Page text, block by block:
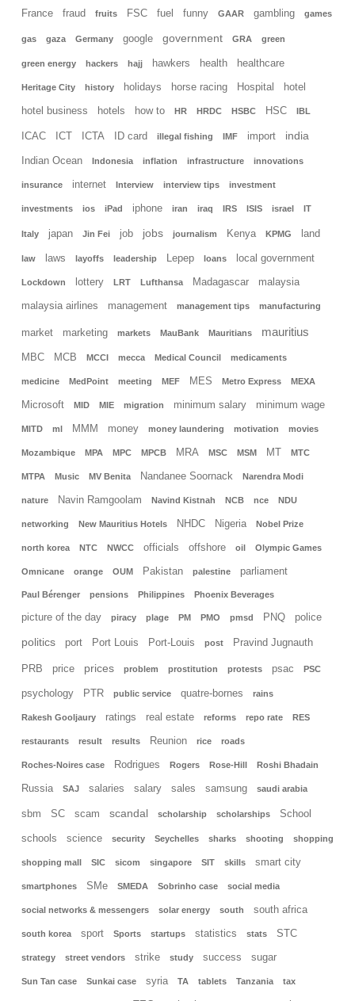
France fraud fruits FSC fuel funny GAAR gambling games
gas gaza Germany google government GRA green
green energy hackers hajj hawkers health healthcare
Heritage City history holidays horse racing Hospital hotel
hotel business hotels how to HR HRDC HSBC HSC IBL
ICAC ICT ICTA ID card illegal fishing IMF import india
Indian Ocean Indonesia inflation infrastructure innovations
insurance internet Interview interview tips investment
investments ios iPad iphone iran iraq IRS ISIS israel IT
Italy japan Jin Fei job jobs journalism Kenya KPMG land
law laws layoffs leadership Lepep loans local government
Lockdown lottery LRT Lufthansa Madagascar malaysia
malaysia airlines management management tips manufacturing
market marketing markets MauBank Mauritians mauritius
MBC MCB MCCI mecca Medical Council medicaments
medicine MedPoint meeting MEF MES Metro Express MEXA
Microsoft MID MIE migration minimum salary minimum wage
MITD ml MMM money money laundering motivation movies
Mozambique MPA MPC MPCB MRA MSC MSM MT MTC
MTPA Music MV Benita Nandanee Soornack Narendra Modi
nature Navin Ramgoolam Navind Kistnah NCB nce NDU
networking New Mauritius Hotels NHDC Nigeria Nobel Prize
north korea NTC NWCC officials offshore oil Olympic Games
Omnicane orange OUM Pakistan palestine parliament
Paul Bérenger pensions Philippines Phoenix Beverages
picture of the day piracy plage PM PMO pmsd PNQ police
politics port Port Louis Port-Louis post Pravind Jugnauth
PRB price prices problem prostitution protests psac PSC
psychology PTR public service quatre-bornes rains
Rakesh Gooljaury ratings real estate reforms repo rate RES
restaurants result results Reunion rice roads
Roches-Noires case Rodrigues Rogers Rose-Hill Roshi Bhadain
Russia SAJ salaries salary sales samsung saudi arabia
sbm SC scam scandal scholarship scholarships School
schools science security Seychelles sharks shooting shopping
shopping mall SIC sicom singapore SIT skills smart city
smartphones SMe SMEDA Sobrinho case social media
social networks & messengers solar energy south south africa
south korea sport Sports startups statistics stats STC
strategy street vendors strike study success sugar
Sun Tan case Sunkai case syria TA tablets Tanzania tax